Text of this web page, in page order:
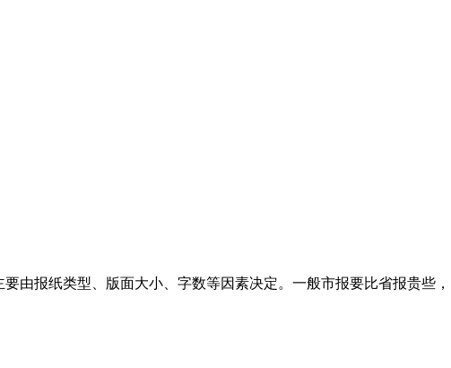
由报纸类型、版面大小、字数等因素决定。一般市报要比省报贵些